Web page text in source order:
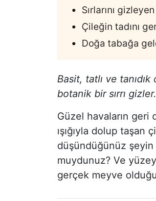
Sırlarını
Çileğin tadını
Doğa tabağa
Basit, tatlı ve
botanik bir sırrı gizler.
Güzel havaların geri
ışığıyla dolup
düşündüğünüz şeyin
muydunuz? Ve
gerçek meyve